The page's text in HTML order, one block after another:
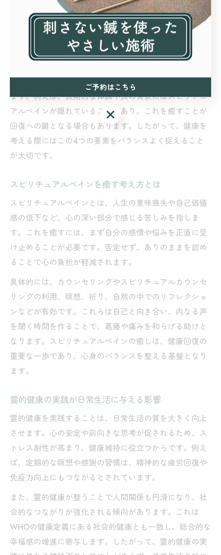
的健康は、人生の意味や自己の存在価値を認識し、それ
に基づいた安心感や目的意識を持つことを指します。こ
の視点は、スピリチュアルな健康観と深く結びついてい
しながら、霊的健康が整うことで総合的な健康が実現し
ます。例えば、長期的な体調不良の背景にはスピリチュ
アルペインが隠れていることもあり、これを癒すことが
回復への鍵となる場合もあります。したがって、健康を
考える際にはこの4つの要素をバランスよく捉えること
が大切です。
スピリチュアルペインを癒す考え方とは
スピリチュアルペインとは、人生の意味喪失や自己価値
感の低下など、心の深い部分で感じる苦しみを指しま
す。これを癒すには、まず自分の感情や悩みを正直に受
け止めることが必要です。否定せず、ありのままを認め
ることで心の負担が軽減されます。
具体的には、カウンセリングやスピリチュアルカウンセ
リングの利用、瞑想、祈り、自然の中でのリフレクショ
ンなどが有効です。これらは自己と向き合い、内なる声
を聞く時間を作ることで、葛藤や痛みを和らげる助けと
なります。スピリチュアルペインの癒しは、健康回復の
重要な一歩であり、心身のバランスを整える基盤となり
ます。
霊的健康の実践が日常生活に与える影響
霊的健康を実践することは、日常生活の質を大きく向上
させます。心の安定や前向きな思考が促されるため、ス
トレス耐性が高まり、健康維持に役立つからです。例え
ば、定期的な瞑想や感謝の習慣は、精神的な疲労回復や
免疫力向上にもつながるとされています。
また、霊的健康が整うことで人間関係も円滑になり、社
会的なつながりが強化される傾向があります。これは
WHOの健康定義にある社会的健康とも一致し、総合的な
幸福感の増進に寄与します。したがって、霊的健康の実
ご予約はこちら
ご予約はこちら